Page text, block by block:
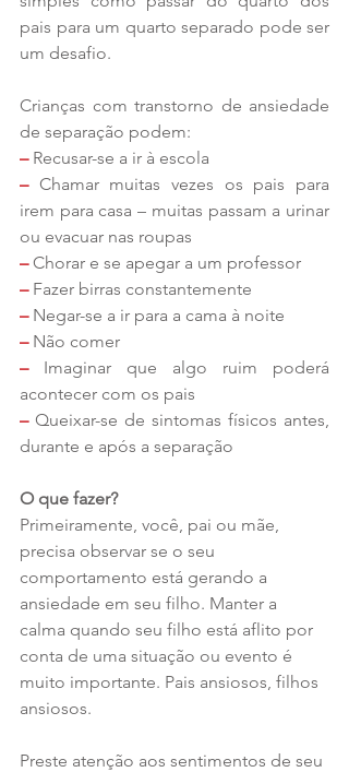
pais para um quarto separado pode ser
um desafio.
Crianças com transtorno de ansiedade
de separação podem:
– Recusar-se a ir à escola
– Chamar muitas vezes os pais para
irem para casa – muitas passam a urinar
ou evacuar nas roupas
– Chorar e se apegar a um professor
– Fazer birras constantemente
– Negar-se a ir para a cama à noite
– Não comer
– Imaginar que algo ruim poderá
acontecer com os pais
– Queixar-se de sintomas físicos antes,
durante e após a separação
O que fazer?
Primeiramente, você, pai ou mãe,
precisa observar se o seu
comportamento está gerando a
ansiedade em seu filho. Manter a
calma quando seu filho está aflito por
conta de uma situação ou evento é
muito importante. Pais ansiosos, filhos
ansiosos.
Preste atenção aos sentimentos de seu